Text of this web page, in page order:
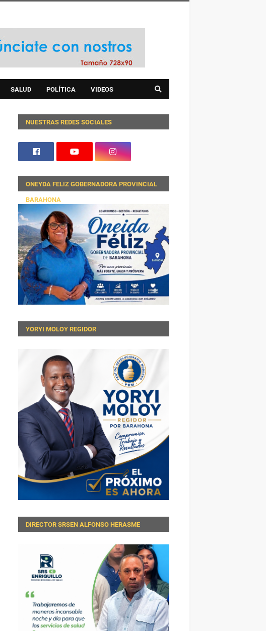
SALUD POLÍTICA VIDEOS
NUESTRAS REDES SOCIALES
ONEYDA FELIZ GOBERNADORA PROVINCIAL
BARAHONA
YORYI MOLOY REGIDOR
DIRECTOR SRSEN ALFONSO HERASME